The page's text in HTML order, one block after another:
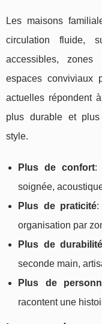
Les maisons
circulation fluide,
accessibles,
espaces conviviaux
actuelles répondent
plus durable et
style.
Plus de confort:
soignée,
Plus de praticité:
organisation par
Plus de durabilité
seconde main,
Plus de
racontent une